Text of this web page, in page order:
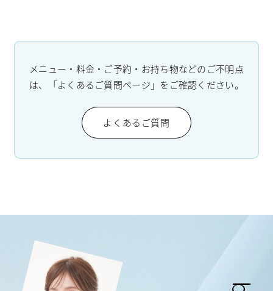
メニュー・料金・ご予約・お持ち物などのご不明点
は、「よくあるご質問ページ」をご確認ください。
よくあるご質問